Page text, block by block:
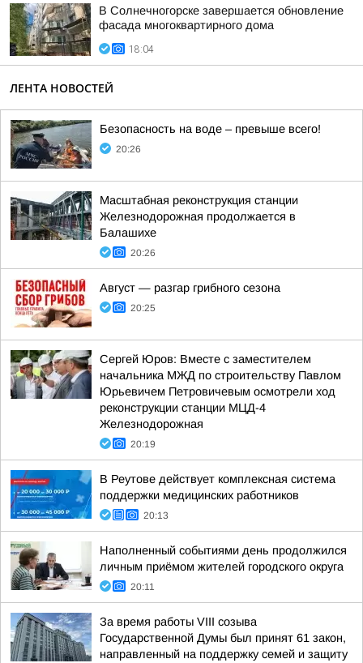
В Солнечногорске завершается обновление
фасада многоквартирного дома
18:04
ЛЕНТА НОВОСТЕЙ
Безопасность на воде – превыше всего!
20:26
Масштабная реконструкция станции
Железнодорожная продолжается в
Балашихе
20:26
Август — разгар грибного сезона
20:25
Сергей Юров: Вместе с заместителем
начальника МЖД по строительству Павлом
Юрьевичем Петровичевым осмотрели ход
реконструкции станции МЦД-4
Железнодорожная
20:19
В Реутове действует комплексная система
поддержки медицинских работников
20:13
Наполненный событиями день продолжился
личным приёмом жителей городского округа
20:11
За время работы VIII созыва
Государственной Думы был принят 61 закон,
направленный на поддержку семей и защиту